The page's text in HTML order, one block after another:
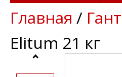
Главная /
Elitum 21 кг